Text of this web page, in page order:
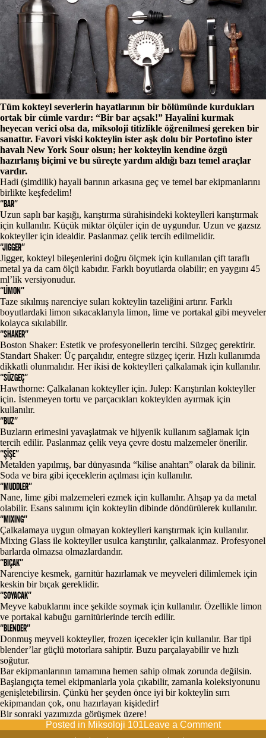
Tüm kokteyl severlerin hayatlarının bir bölümünde kurdukları
ortak bir cümle vardır: “Bir bar açsak!” Hayalini kurmak
heyecan verici olsa da, miksoloji titizlikle öğrenilmesi gereken bir
sanattır. Favori viski kokteylin ister aşk dolu bir Portofino ister
havalı New York Sour olsun; her kokteylin kendine özgü
hazırlanış biçimi ve bu süreçte yardım aldığı bazı temel araçlar
vardır.
Hadi (şimdilik) hayali barının arkasına geç ve temel bar ekipmanlarını
birlikte keşfedelim!
“BAR”
Uzun saplı bar kaşığı, karıştırma sürahisindeki kokteylleri karıştırmak
için kullanılır. Küçük miktar ölçüler için de uygundur. Uzun ve gazsız
kokteyller için idealdir. Paslanmaz çelik tercih edilmelidir.
“JIGGER”
Jigger, kokteyl bileşenlerini doğru ölçmek için kullanılan çift taraflı
metal ya da cam ölçü kabıdır. Farklı boyutlarda olabilir; en yaygını 45
ml’lik versiyonudur.
“LİMON”
Taze sıkılmış narenciye suları kokteylin tazeliğini artırır. Farklı
boyutlardaki limon sıkacaklarıyla limon, lime ve portakal gibi meyveler
kolayca sıkılabilir.
“SHAKER”
Boston Shaker: Estetik ve profesyonellerin tercihi. Süzgeç gerektirir.
Standart Shaker: Üç parçalıdır, entegre süzgeç içerir. Hızlı kullanımda
dikkatli olunmalıdır. Her ikisi de kokteylleri çalkalamak için kullanılır.
“SÜZGEÇ”
Hawthorne: Çalkalanan kokteyller için. Julep: Karıştırılan kokteyller
için. İstenmeyen tortu ve parçacıkları kokteylden ayırmak için
kullanılır.
“BUZ”
Buzların erimesini yavaşlatmak ve hijyenik kullanım sağlamak için
tercih edilir. Paslanmaz çelik veya çevre dostu malzemeler önerilir.
“ŞİŞE”
Metalden yapılmış, bar dünyasında “kilise anahtarı” olarak da bilinir.
Soda ve bira gibi içeceklerin açılması için kullanılır.
“MUDDLER”
Nane, lime gibi malzemeleri ezmek için kullanılır. Ahşap ya da metal
olabilir. Esans salınımı için kokteylin dibinde döndürülerek kullanılır.
“MIXING”
Çalkalamaya uygun olmayan kokteylleri karıştırmak için kullanılır.
Mixing Glass ile kokteyller usulca karıştırılır, çalkalanmaz. Profesyonel
barlarda olmazsa olmazlardandır.
“BIÇAK”
Narenciye kesmek, garnitür hazırlamak ve meyveleri dilimlemek için
keskin bir bıçak gereklidir.
“SOYACAK”
Meyve kabuklarını ince şekilde soymak için kullanılır. Özellikle limon
ve portakal kabuğu garnitürlerinde tercih edilir.
“BLENDER”
Donmuş meyveli kokteyller, frozen içecekler için kullanılır. Bar tipi
blender’lar güçlü motorlara sahiptir. Buzu parçalayabilir ve hızlı
soğutur.
Bar ekipmanlarının tamamına hemen sahip olmak zorunda değilsin.
Başlangıçta temel ekipmanlarla yola çıkabilir, zamanla koleksiyonunu
genişletebilirsin. Çünkü her şeyden önce iyi bir kokteylin sırrı
ekipmandan çok, onu hazırlayan kişidedir!
Bir sonraki yazımızda görüşmek üzere!
Posted in Miksoloji 101 Leave a Commenton